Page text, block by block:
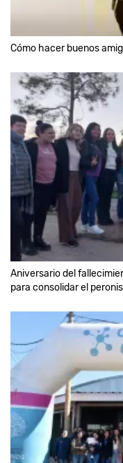
Cómo hacer buenos
Aniversario del
para consolidar el